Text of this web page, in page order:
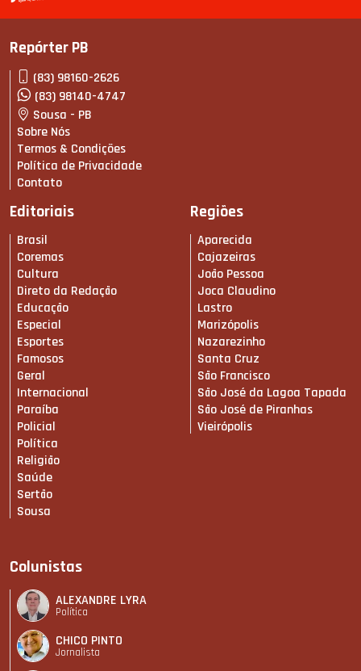
Repórter PB
(83) 98160-2626
(83) 98140-4747
Sousa - PB
Sobre Nós
Termos & Condições
Política de Privacidade
Contato
Editoriais
Brasil
Coremas
Cultura
Direto da Redação
Educação
Especial
Esportes
Famosos
Geral
Internacional
Paraíba
Policial
Política
Religião
Saúde
Sertão
Sousa
Regiões
Aparecida
Cajazeiras
João Pessoa
Joca Claudino
Lastro
Marizópolis
Nazarezinho
Santa Cruz
São Francisco
São José da Lagoa Tapada
São José de Piranhas
Vieirópolis
Colunistas
ALEXANDRE LYRA
Política
CHICO PINTO
Jornalista